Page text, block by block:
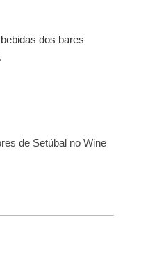
dos bares
de Setúbal no Wine